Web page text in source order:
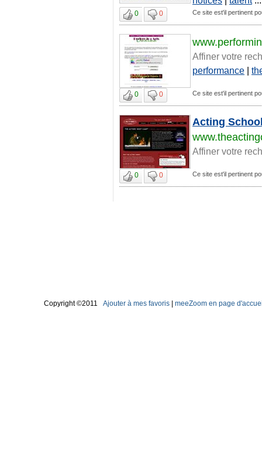
0 0 Ce site est'il pertinent
Affiner votre
performance |
0 0 Ce site est'il pertinent
Acting
Affiner votre
0 0 Ce site est'il pertinent
Copyright ©2011 Ajouter à mes favoris meeZoom en page